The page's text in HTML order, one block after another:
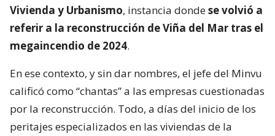
Vivienda y Urbanismo, instancia dondese volvió a
referir a la reconstrucción de Viña del Mar tras el
megaincendio de 2024.
En ese contexto, y sin dar nombres, el jefe del Minvu
calificó como “chantas” a las empresas cuestionadas
por la reconstrucción. Todo, a días del inicio de los
peritajes especializados en las viviendas de la